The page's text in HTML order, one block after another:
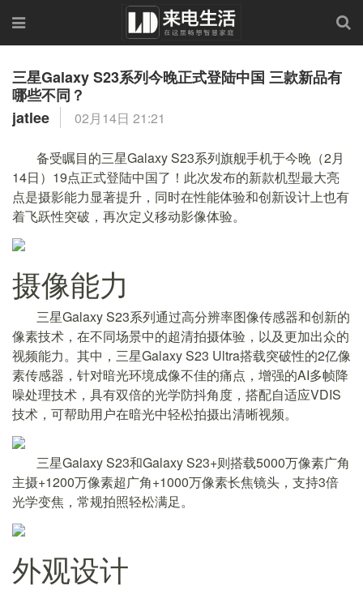
三星Galaxy S23系列今晚正式登陆中国 三款新品有
哪些不同？
jatlee
02月14日 21:21
备受瞩目的三星Galaxy S23系列旗舰手机于今晚（2月
14日）19点正式登陆中国了！此次发布的新款机型最大亮
点是摄影能力显著提升，同时在性能体验和创新设计上也有
着飞跃性突破，再次定义移动影像体验。
摄像能力
三星Galaxy S23系列通过高分辨率图像传感器和创新的
像素技术，在不同场景中的超清拍摄体验，以及更加出众的
视频能力。其中，三星Galaxy S23 Ultra搭载突破性的2亿像
素传感器，针对暗光环境成像不佳的痛点，增强的AI多帧降
噪处理技术，具有双倍的光学防抖角度，搭配自适应VDIS
技术，可帮助用户在暗光中轻松拍摄出清晰视频。
三星Galaxy S23和Galaxy S23+则搭载5000万像素广角
主摄+1200万像素超广角+1000万像素长焦镜头，支持3倍
光学变焦，常规拍照轻松满足。
外观设计